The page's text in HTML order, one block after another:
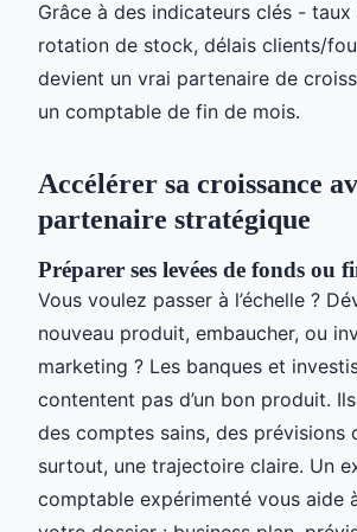
Grâce à des indicateurs clés - taux
rotation de stock, délais clients/
devient un vrai partenaire de
un comptable de fin de mois.
Accélérer sa croissance
partenaire stratégique
Préparer ses levées de fonds ou
Vous voulez passer à l’échelle ?
nouveau produit, embaucher, ou
marketing ? Les banques et
contentent pas d’un bon produit.
des comptes sains, des prévisions
surtout, une trajectoire claire. Un
comptable expérimenté vous aide